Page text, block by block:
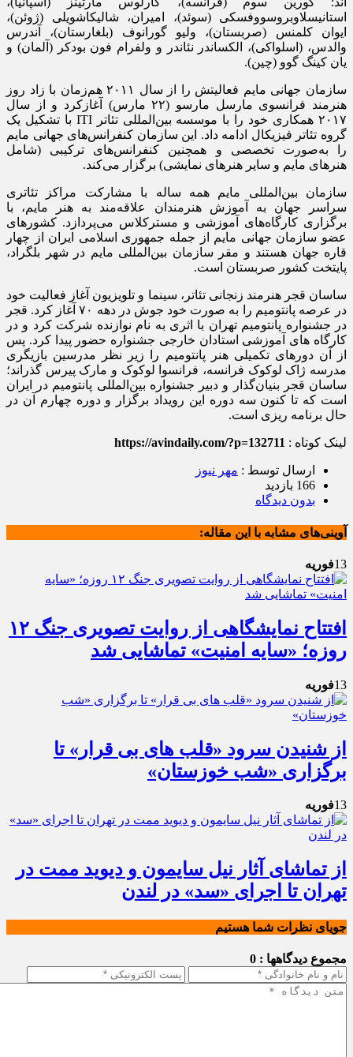
استانیسلاوبروسووفسکی (سوئد)، امیران، شالیکاشویلی (ژوئن)،
ایوان کلمنس (صربستان)، ولیو گورانوف (بلغارستان)، آندرس
والدس، (اسلواکی)، الکساندر نئاندر و ولفرام فون بودکر (آلمان) و
یان کینگ گوو (چین).
سازمان جهانی مایم فعالیتش را از سال ۲۰۱۱ هم‌زمان با زاد روز
هنرمند فرانسوی مارسل مارسو (۲۲ مارس) آغازکرد و از سال
۲۰۱۷ همکاری خود را با موسسه بین‌المللی تئاتر ITI با تشکیل یک
گروه تئاتر فیزیکال ادامه داد. این سازمان کنفرانس‌های جهانی مایم
را به‌صورت تخصصی و همچنین کنفرانس‌های ترکیبی (شامل
هنرهای مایم و سایر هنرهای نمایشی) برگزار می‌کند.
سازمان بین‌المللی مایم همه‌ ساله با مشارکت مراکز تئاتری
سراسر جهان به آموزش هنرمندان علاقه‌مند به هنر مایم، با
برگزاری کارگاه‌های آموزشی و مسترکلاس می‌پردازد. کشورهای
عضو سازمان جهانی مایم از جمله جمهوری اسلامی ایران از چهار
قاره جهان هستند و مقر سازمان بین‌المللی مایم در شهر بلگراد،
پایتخت کشور صربستان است.
ساسان قجر هنرمند زنجانی تئاتر، سینما و تلویزیون آغاز فعالیت خود
در عرصه پانتومیم را به صورت خود جوش در دهه ۷۰ آغاز کرد. قجر
در جشنواره پانتومیم تهران با اثری به نام نوازنده شرکت کرد و در
کارگاه های آموزشی استادان خارجی جشنواره حضور پیدا کرد. پس
از آن دورهای تکمیلی هنر پانتومیم را زیر نظر مدرسین بازیگری
مدرسه ژاک لوکوک فرانسه، فرانسوا لوکوک و مارک پیرس گذراند؛
ساسان قجر بنیان‌گذار و دبیر جشنواره بین‌المللی پانتومیم در ایران
است که تا کنون سه دوره این رویداد برگزار و دوره چهارم آن در
حال برنامه ریزی است.
لینک کوتاه : https://avindaily.com/?p=132711
ارسال توسط : مهر نیوز
166 بازدید
بدون دیدگاه
آوینی‌های مشابه با این مقاله:
13فوریه
افتتاح نمایشگاهی از روایت تصویری جنگ‌ ۱۲
روزه؛ «سایه امنیت» تماشایی شد
13فوریه
از شنیدن سرود «قلب های بی قرار» تا
برگزاری «شب خوزستان»
13فوریه
از تماشای آثار نیل سایمون و دیوید ممت در
تهران تا اجرای «سد» در لندن
جویای نظرات شما هستیم
مجموع دیدگاهها : 0